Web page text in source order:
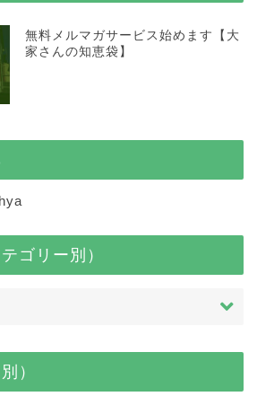
無料メルマガサービス始めます【大
家さんの知恵袋】
ゴリー別）
）